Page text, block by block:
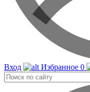
Вход Избранное 0